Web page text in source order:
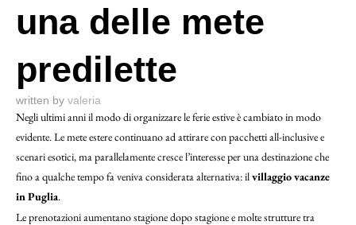
una delle mete
predilette
written by valeria
Negli ultimi anni il modo di organizzare le ferie estive è cambiato in modo
evidente. Le mete estere continuano ad attirare con pacchetti all-inclusive e
scenari esotici, ma parallelamente cresce l’interesse per una destinazione che
fino a qualche tempo fa veniva considerata alternativa: ilvillaggio vacanze
in Puglia.
Le prenotazioni aumentano stagione dopo stagione e molte strutture tra